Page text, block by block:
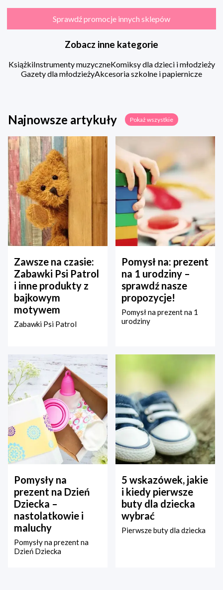
Sprawdź promocje innych sklepów
Zobacz inne kategorie
KsiążkiInstrumenty muzyczneKomiksy dla dzieci i młodzieży
Gazety dla młodzieżyAkcesoria szkolne i papiernicze
Najnowsze artykuły Pokaż wszystkie
Zawsze na czasie:
Zabawki Psi Patrol
i inne produkty z
bajkowym
motywem
Zabawki Psi Patrol
Pomysł na: prezent
na 1 urodziny –
sprawdź nasze
propozycje!
Pomysł na prezent na 1
urodziny
Pomysły na
prezent na Dzień
Dziecka –
nastolatkowie i
maluchy
Pomysły na prezent na
Dzień Dziecka
5 wskazówek, jakie
i kiedy pierwsze
buty dla dziecka
wybrać
Pierwsze buty dla dziecka